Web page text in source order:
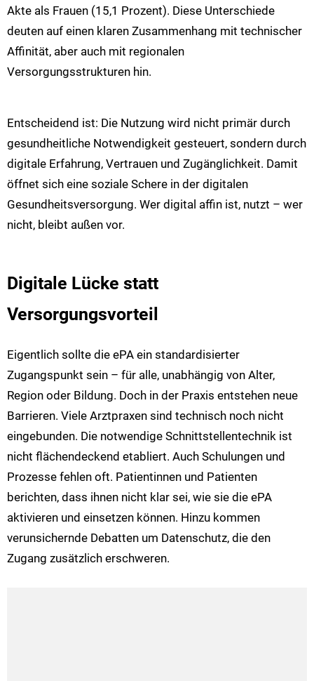
Akte als Frauen (15,1 Prozent). Diese Unterschiede
deuten auf einen klaren Zusammenhang mit technischer
Affinität, aber auch mit regionalen
Versorgungsstrukturen hin.
Entscheidend ist: Die Nutzung wird nicht primär durch
gesundheitliche Notwendigkeit gesteuert, sondern durch
digitale Erfahrung, Vertrauen und Zugänglichkeit. Damit
öffnet sich eine soziale Schere in der digitalen
Gesundheitsversorgung. Wer digital affin ist, nutzt – wer
nicht, bleibt außen vor.
Digitale Lücke statt
Versorgungsvorteil
Eigentlich sollte die ePA ein standardisierter
Zugangspunkt sein – für alle, unabhängig von Alter,
Region oder Bildung. Doch in der Praxis entstehen neue
Barrieren. Viele Arztpraxen sind technisch noch nicht
eingebunden. Die notwendige Schnittstellentechnik ist
nicht flächendeckend etabliert. Auch Schulungen und
Prozesse fehlen oft. Patientinnen und Patienten
berichten, dass ihnen nicht klar sei, wie sie die ePA
aktivieren und einsetzen können. Hinzu kommen
verunsichernde Debatten um Datenschutz, die den
Zugang zusätzlich erschweren.